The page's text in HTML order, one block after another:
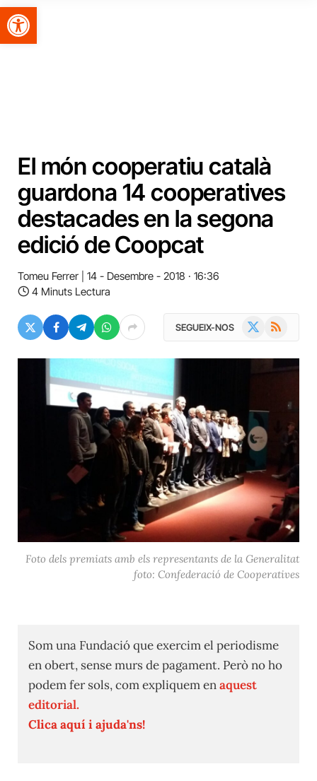
Obre la barra d'eines
El món cooperatiu català
guardona 14 cooperatives
destacades en la segona
edició de Coopcat
Tomeu Ferrer
14 - Desembre - 2018 · 16:36
4 Minuts Lectura
SEGUEIX-NOS RSS
Foto dels premiats amb els representants de la Generalitat
foto: Confederació de Cooperatives
Som una Fundació que exercim el periodisme
en obert, sense murs de pagament. Però no ho
podem fer sols, com expliquem enaquest
editorial.
Clica aquí i ajuda'ns!